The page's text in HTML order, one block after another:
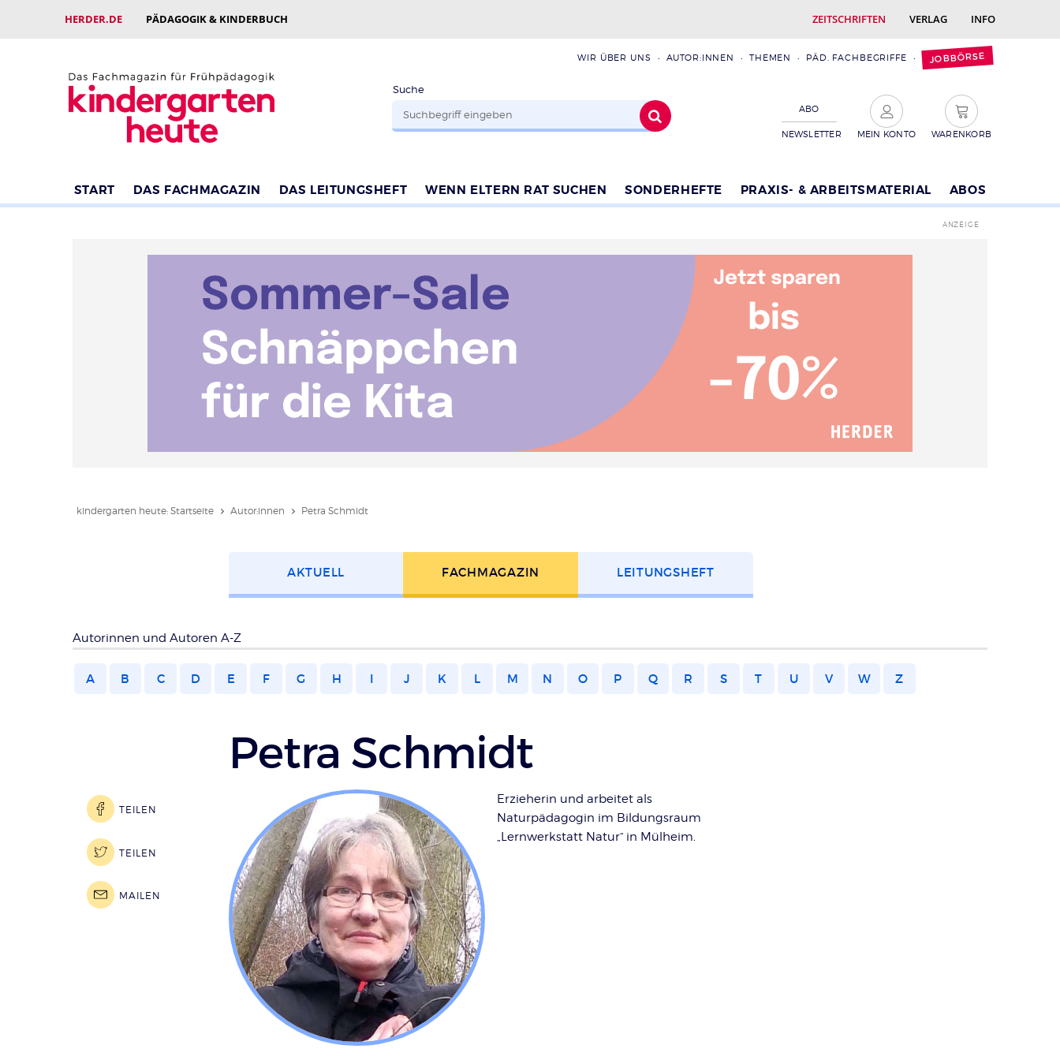
HERDER.DE PÄDAGOGIK & KINDERBUCH ZEITSCHRIFTEN VERLAG INFO
WIR ÜBER UNS AUTOR:INNEN THEMEN PÄD. FACHBEGRIFFE JOBBÖRSE
Suche
ABO
NEWSLETTER MEIN KONTO WARENKORB
START DAS FACHMAGAZIN DAS LEITUNGSHEFT WENN ELTERN RAT SUCHEN SONDERHEFTE PRAXIS- & ARBEITSMATERIAL ABOS
kindergarten heute: Startseite Autor:innen Petra Schmidt
AKTUELL FACH­MAGAZIN LEITUNGS­HEFT
Autorinnen und Autoren A-Z
A B C D E F G H I J K L M N O P Q R S T U V W Z
Petra Schmidt
Erzieherin und arbeitet als
Naturpädagogin im Bildungsraum
„Lernwerkstatt Natur“ in Mülheim.
TEILEN
TEILEN
MAILEN